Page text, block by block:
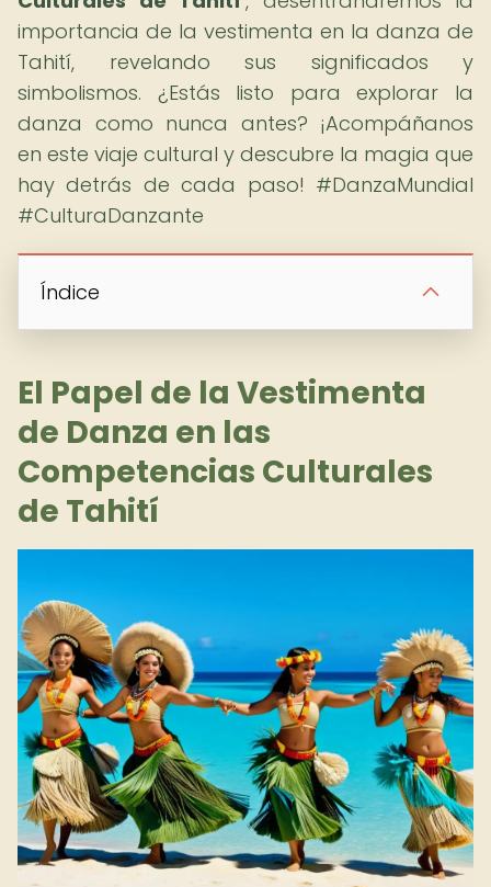
importancia de la vestimenta en la danza de
Tahití, revelando sus significados y
simbolismos. ¿Estás listo para explorar la
danza como nunca antes? ¡Acompáñanos
en este viaje cultural y descubre la magia que
hay detrás de cada paso! #DanzaMundial
#CulturaDanzante
Índice
El Papel de la Vestimenta
de Danza en las
Competencias Culturales
de Tahití